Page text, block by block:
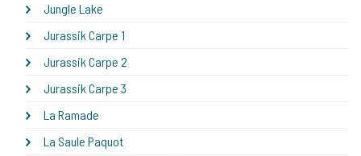
Jungle Lake
Jurassik Carpe 1
Jurassik Carpe 2
Jurassik Carpe 3
La Ramade
La Saule Paquot